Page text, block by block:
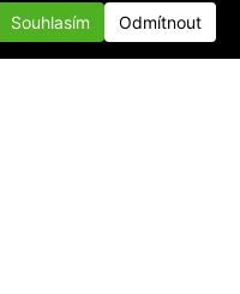
Souhlasím Odmítnout